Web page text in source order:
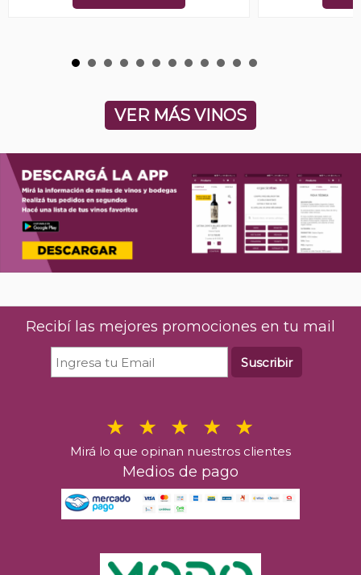
VER MÁS VINOS
Recibí las mejores promociones en tu mail
Suscribir
Mirá lo que opinan nuestros clientes
Medios de pago